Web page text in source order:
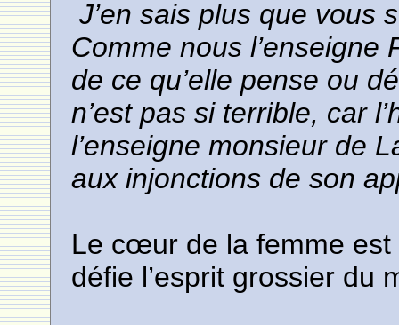
J’en sais plus que vous
Comme nous l’enseigne
de ce qu’elle pense ou
n’est pas si terrible, car
l’enseigne monsieur de
aux injonctions de son
Le cœur de la femme
défie l’esprit grossier du